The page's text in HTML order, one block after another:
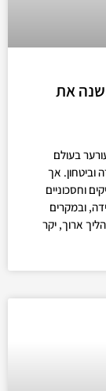
את
בעולם
וביטחון. אך
וחסכוניים
ובמקרים
ארוך, יקר